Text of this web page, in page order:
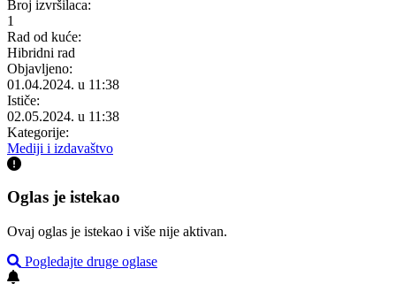
Broj izvršilaca:
1
Rad od kuće:
Hibridni rad
Objavljeno:
01.04.2024. u 11:38
Ističe:
02.05.2024. u 11:38
Kategorije:
Mediji i izdavaštvo
Oglas je istekao
Ovaj oglas je istekao i više nije aktivan.
Pogledajte druge oglase